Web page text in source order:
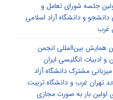
جلسه شورای تعامل و
و دانشگاه آزاد اسلامی
غرب
همایش بین‌المللی انجمن
و ادبیات انگلیسی ایران
مشترک دانشگاه آزاد
تهران غرب و دانشگاه تربیت
اولین بار به صورت مجازی